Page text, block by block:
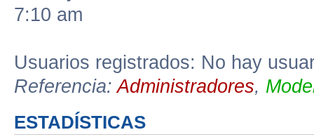
7:10 am
Usuarios registrados: No hay
Referencia:Administradores,
ESTADÍSTICAS